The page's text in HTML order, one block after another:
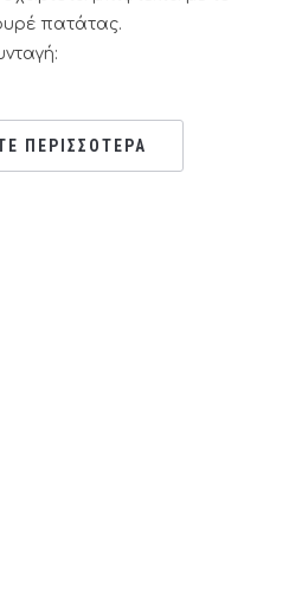
πατάτας.
ΠΕΡΙΣΣΟΤΕΡΑ